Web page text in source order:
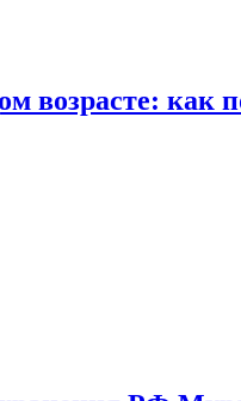
возрасте: как